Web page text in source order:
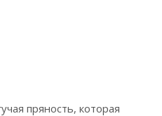
пряность, которая